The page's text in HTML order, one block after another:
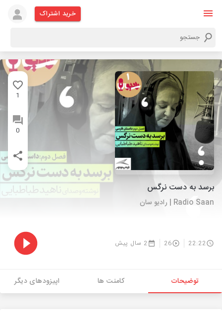
خرید اشتراک
1
0
برسد به دست نرگس
Radio Saan | رادیو سان
22:22
26 2 سال پیش
توضیحات کامنت ها اپیزودهای دیگر